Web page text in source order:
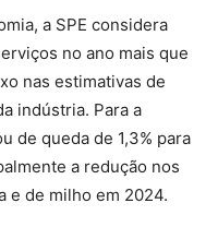
a SPE considera
no ano mais que
nas estimativas de
indústria. Para a
de queda de 1,3% para
a redução nos
e de milho em 2024.